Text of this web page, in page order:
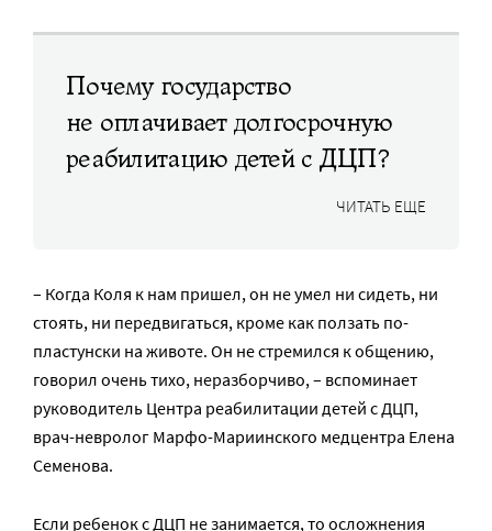
Почему государство
не оплачивает долгосрочную
реабилитацию детей с ДЦП?
ЧИТАТЬ ЕЩЕ
– Когда Коля к нам пришел, он не умел ни сидеть, ни
стоять, ни передвигаться, кроме как ползать по-
пластунски на животе. Он не стремился к общению,
говорил очень тихо, неразборчиво, – вспоминает
руководитель Центра реабилитации детей с ДЦП,
врач-невролог Марфо-Мариинского медцентра Елена
Семенова.
Если ребенок с ДЦП не занимается, то осложнения